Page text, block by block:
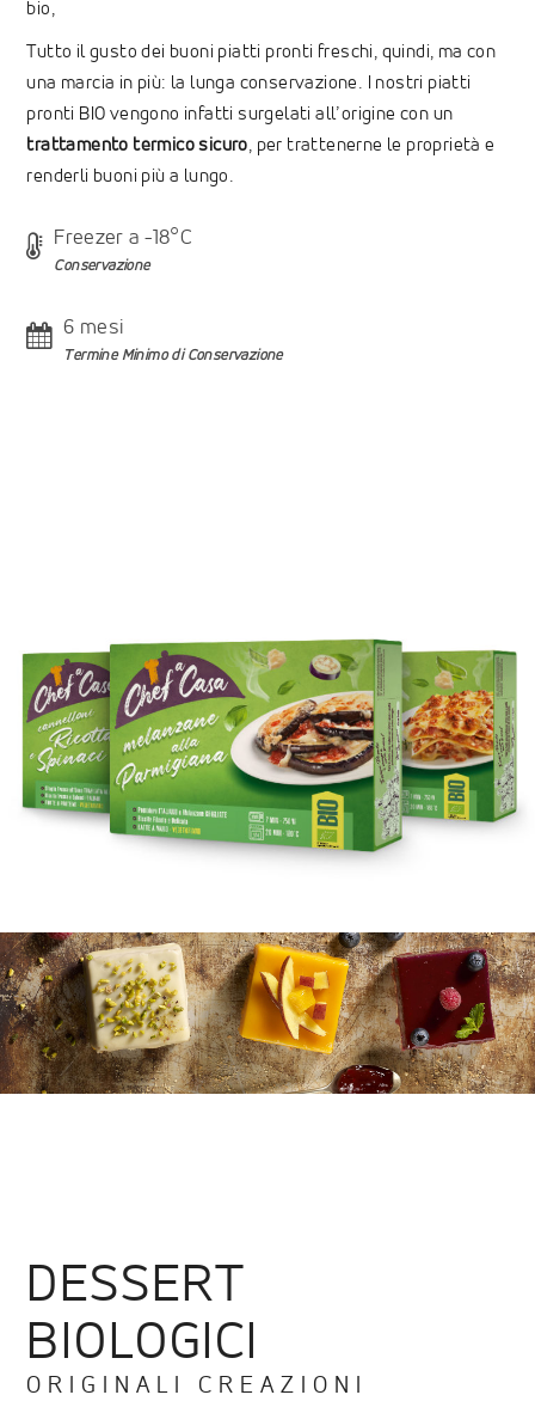
bio,
Tutto il gusto dei buoni piatti pronti freschi, quindi, ma con
una marcia in più: la lunga conservazione. I nostri piatti
pronti BIO vengono infatti surgelati all’origine con un
trattamento termico sicuro, per trattenerne le proprietà e
renderli buoni più a lungo.
Freezer a -18°C
Conservazione
6 mesi
Termine Minimo di Conservazione
DESSERT
BIOLOGICI
ORIGINALI CREAZIONI